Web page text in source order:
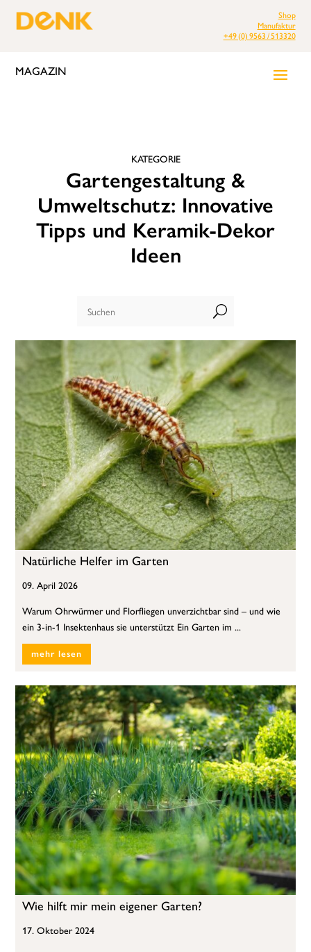
Shop
Manufaktur
+49 (0) 9563 / 513320
MAGAZIN
KATEGORIE
Gartengestaltung &
Umweltschutz: Innovative
Tipps und Keramik-Dekor
Ideen
U
Natürliche Helfer im Garten
09. April 2026
Warum Ohrwürmer und Florfliegen unverzichtbar sind – und wie
ein 3-in-1 Insektenhaus sie unterstützt Ein Garten im ...
mehr lesen
Wie hilft mir mein eigener Garten?
17. Oktober 2024